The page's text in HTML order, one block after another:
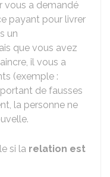
vous a demandé
payant pour livrer
un
que vous avez
il vous a
(exemple :
de fausses
la personne ne
si la relation est